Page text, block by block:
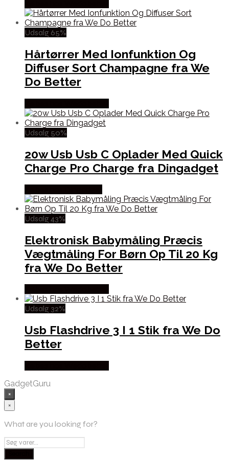
Udsalg 65%
Hårtørrer Med Ionfunktion Og
Diffuser Sort Champagne fra We
Do Better
Udsalg 50%
20w Usb Usb C Oplader Med Quick
Charge Pro Charge fra Dingadget
Udsalg 43%
Elektronisk Babymåling Præcis
Vægtmåling For Børn Op Til 20 Kg
fra We Do Better
Udsalg 32%
Usb Flashdrive 3 I 1 Stik fra We Do
Better
GadgetGuru
×
×
What are you looking for?